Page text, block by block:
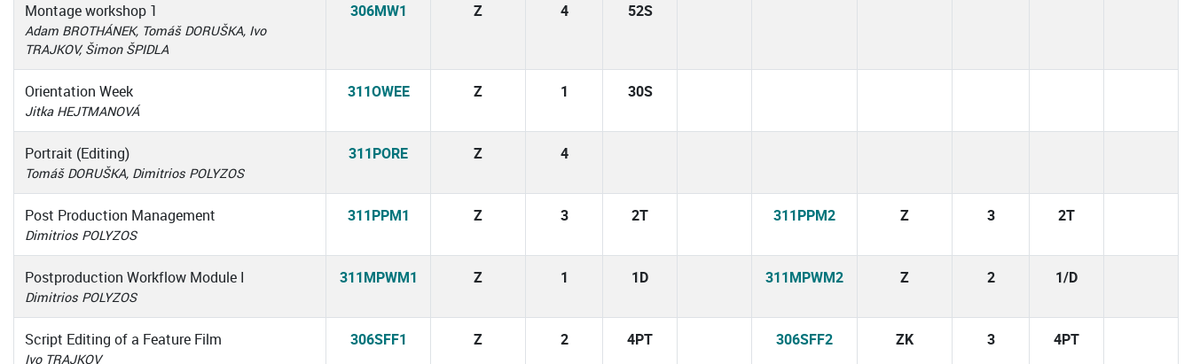
Montage workshop 1
Adam BROTHÁNEK, Tomáš DORUŠKA, Ivo
TRAJKOV, Šimon ŠPIDLA
306MW1 Z 4 52S
Orientation Week
Jitka HEJTMANOVÁ
311OWEE Z 1 30S
Portrait (Editing)
Tomáš DORUŠKA, Dimitrios POLYZOS
311PORE Z 4
Post Production Management
Dimitrios POLYZOS
311PPM1 Z 3 2T 311PPM2 Z 3 2T
Postproduction Workflow Module I
Dimitrios POLYZOS
311MPWM1 Z 1 1D 311MPWM2 Z 2 1/D
Script Editing of a Feature Film
Ivo TRAJKOV
306SFF1 Z 2 4PT 306SFF2 ZK 3 4PT